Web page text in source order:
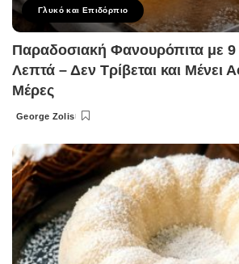
Γλυκό και Επιδόρπιο
Παραδοσιακή Φανουρόπιτα με 9
Λεπτά – Δεν Τρίβεται και Μένει
Μέρες
Posted
George Zolis